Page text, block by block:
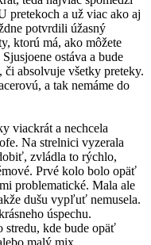
pretekoch a už viac ako aj
potvrdili úžasný
ktorú má, ako môžete
ostáva a bude
absolvuje všetky preteky.
a tak nemáme do
viackrát a nechcela
Na strelnici vyzerala
zvládla to rýchlo,
Prvé kolo bolo opäť
problematické. Mala ale
dušu vypľuť nemusela.
úspechu.
stredu, kde bude opäť
malý mix.